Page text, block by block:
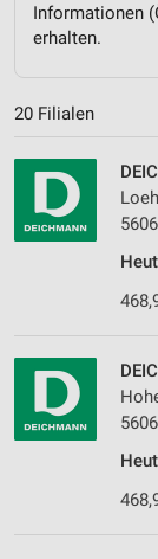
Informationen
erhalten.
20 Filialen